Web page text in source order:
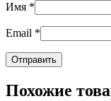
Имя *
Email *
Похожие